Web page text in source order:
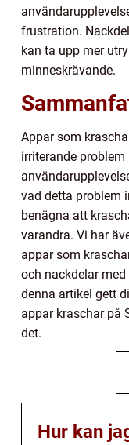
frustration.
kan ta upp mer
minneskrävande.
Appar som
irriterande
vad detta problem
benägna att
varandra. Vi har
appar som
och nackdelar
denna artikel gett
appar kraschar på
det.
Hur kan